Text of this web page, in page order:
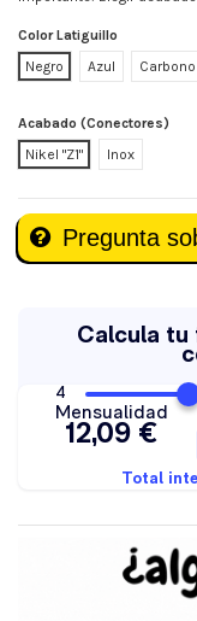
Color Latiguillo
Negro
Azul Carbono
Acabado (Conectores)
Nikel "Z1"
Inox
Pregunta